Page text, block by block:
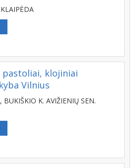
pastoliai, klojiniai
Vilnius
K. AVIŽIENIŲ SEN.